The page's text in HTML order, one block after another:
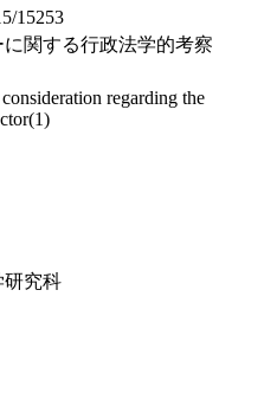
15253
関する行政法学的考察
regarding the
研究科